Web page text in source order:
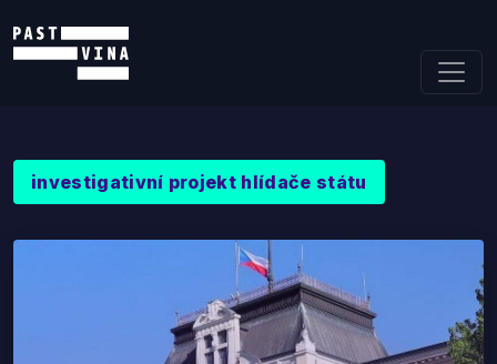
investigativní projekt hlídače státu